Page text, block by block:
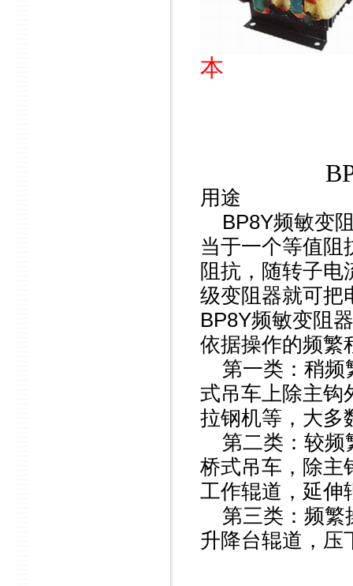
本
用途
BP8Y频敏变
当于一个等值阻
阻抗，随转子电
级变阻器就可把
BP8Y频敏变阻
依据操作的频繁
第一类：稍频
式吊车上除主钩
拉钢机等，大多
第二类：较频
桥式吊车，除主
工作辊道，延伸
第三类：频繁
升降台辊道，压